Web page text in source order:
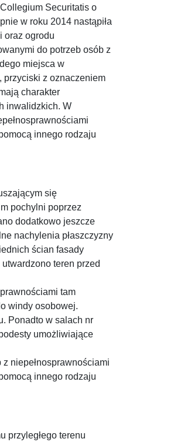
Securitatis o
w roku 2014 nastąpiła
oraz ogrodu
do potrzeb osób z
miejsca w
przyciski z oznaczeniem
charakter
inwalidzkich. W
innego rodzaju
się
pochylni poprzez
dodatkowo jeszcze
nachylenia płaszczyzny
ścian fasady
teren przed
tam
windy osobowej.
Ponadto w salach nr
umożliwiające
niepełnosprawnościami
innego rodzaju
przyległego terenu